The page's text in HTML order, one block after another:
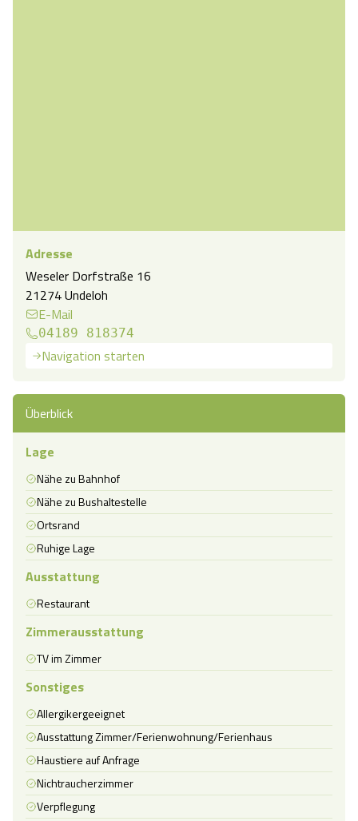
Adresse
Weseler Dorfstraße 16
21274 Undeloh
E-Mail
04189 818374
Navigation starten
Überblick
Lage
Nähe zu Bahnhof
Nähe zu Bushaltestelle
Ortsrand
Ruhige Lage
Ausstattung
Restaurant
Zimmerausstattung
TV im Zimmer
Sonstiges
Allergikergeeignet
Ausstattung Zimmer/Ferienwohnung/Ferienhaus
Haustiere auf Anfrage
Nichtraucherzimmer
Verpflegung